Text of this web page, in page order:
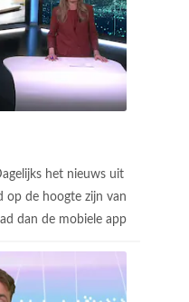
het nieuws uit
op de hoogte zijn van
dan de mobiele app